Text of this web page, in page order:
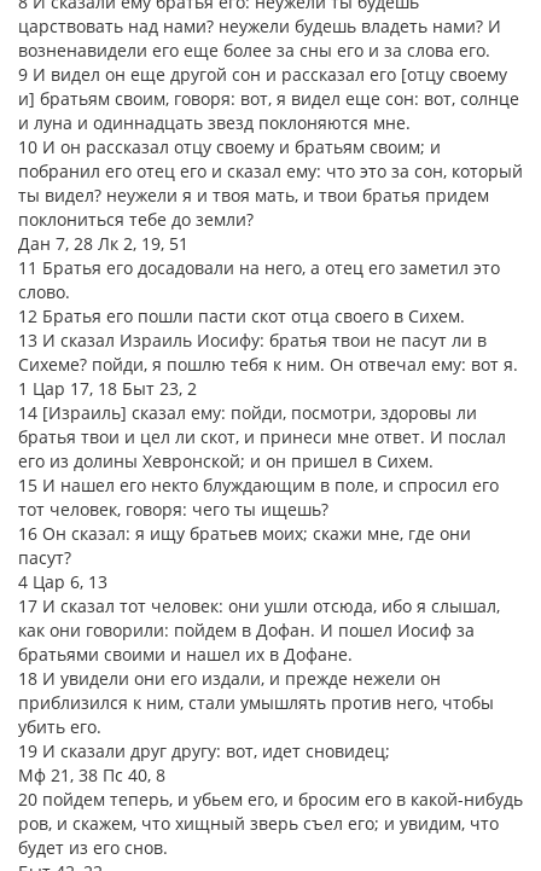
царствовать над нами? неужели будешь владеть нами? И
возненавидели его еще более за сны его и за слова его.
9 И видел он еще другой сон и рассказал его [отцу своему
и] братьям своим, говоря: вот, я видел еще сон: вот, солнце
и луна и одиннадцать звезд поклоняются мне.
10 И он рассказал отцу своему и братьям своим; и
побранил его отец его и сказал ему: что это за сон, который
ты видел? неужели я и твоя мать, и твои братья придем
поклониться тебе до земли?
Дан 7, 28 Лк 2, 19, 51
11 Братья его досадовали на него, а отец его заметил это
слово.
12 Братья его пошли пасти скот отца своего в Сихем.
13 И сказал Израиль Иосифу: братья твои не пасут ли в
Сихеме? пойди, я пошлю тебя к ним. Он отвечал ему: вот я.
1 Цар 17, 18 Быт 23, 2
14 [Израиль] сказал ему: пойди, посмотри, здоровы ли
братья твои и цел ли скот, и принеси мне ответ. И послал
его из долины Хевронской; и он пришел в Сихем.
15 И нашел его некто блуждающим в поле, и спросил его
тот человек, говоря: чего ты ищешь?
16 Он сказал: я ищу братьев моих; скажи мне, где они
пасут?
4 Цар 6, 13
17 И сказал тот человек: они ушли отсюда, ибо я слышал,
как они говорили: пойдем в Дофан. И пошел Иосиф за
братьями своими и нашел их в Дофане.
18 И увидели они его издали, и прежде нежели он
приблизился к ним, стали умышлять против него, чтобы
убить его.
19 И сказали друг другу: вот, идет сновидец;
Мф 21, 38 Пс 40, 8
20 пойдем теперь, и убьем его, и бросим его в какой-нибудь
ров, и скажем, что хищный зверь съел его; и увидим, что
будет из его снов.